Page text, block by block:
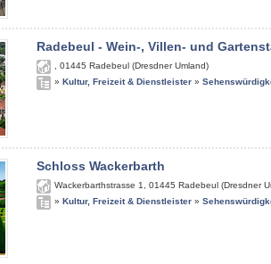
Radebeul - Wein-, Villen- und
01445 Radebeul (Dresdner Umland)
» Kultur, Freizeit & Dienstleister »
Schloss Wackerbarth
Wackerbarthstrasse 1 01445 Radebeul (Dresdner
» Kultur, Freizeit & Dienstleister »